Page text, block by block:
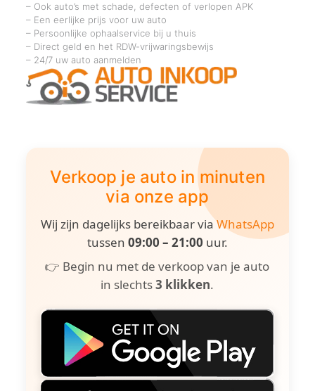
– Ook auto’s met schade, defecten of verlopen APK
– Een eerlijke prijs voor uw auto
– Persoonlijke ophaalservice bij u thuis
– Direct geld en het RDW-vrijwaringsbewijs
– 24/7 uw auto aanmelden
Verkoop je auto in minuten
via onze app
Wij zijn dagelijks bereikbaar viaWhatsApp
tussen 09:00 – 21:00 uur.
👉 Begin nu met de verkoop van je auto
in slechts3 klikken.